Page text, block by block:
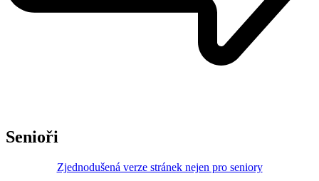
Senioři
Zjednodušená verze stránek nejen pro seniory